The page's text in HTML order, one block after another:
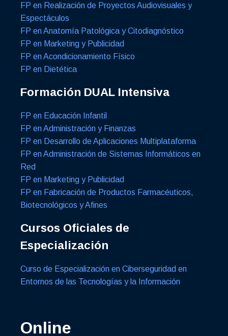
FP en Realización de Proyectos Audiovisuales y
Espectáculos
FP en Anatomía Patológica y Citodiagnóstico
FP en Marketing y Publicidad
FP en Acondicionamiento Físico
FP en Dietética
Formación DUAL Intensiva
FP en Educación Infantil
FP en Administración y Finanzas
FP en Desarrollo de Aplicaciones Multiplataforma
FP en Administración de Sistemas Informáticos en
Red
FP en Marketing y Publicidad
FP en Fabricación de Productos Farmacéuticos,
Biotecnológicos y Afines
Cursos Oficiales de
Especialización
Curso de Especialización en Ciberseguridad en
Entornos de las Tecnologías y la Información
Online